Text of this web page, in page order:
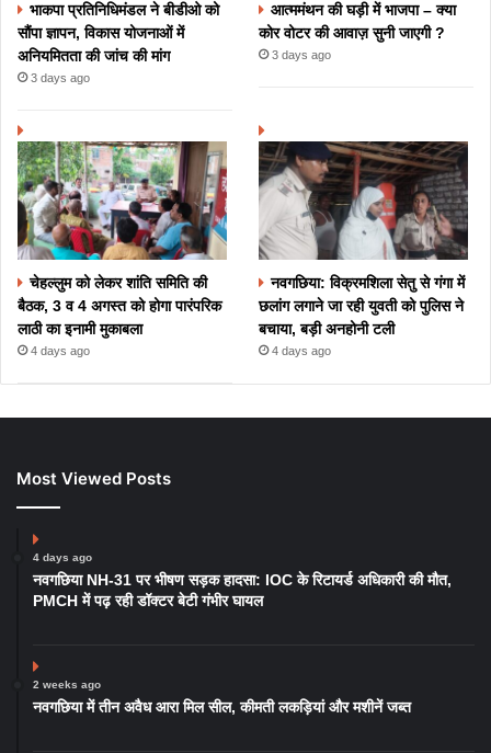
भाकपा प्रतिनिधिमंडल ने बीडीओ को
सौंपा ज्ञापन, विकास योजनाओं में
अनियमितता की जांच की मांग
3 days ago
आत्ममंथन की घड़ी में भाजपा – क्या
कोर वोटर की आवाज़ सुनी जाएगी ?
3 days ago
चेहल्लुम को लेकर शांति समिति की
बैठक, 3 व 4 अगस्त को होगा पारंपरिक
लाठी का इनामी मुकाबला
4 days ago
नवगछिया: विक्रमशिला सेतु से गंगा में
छलांग लगाने जा रही युवती को पुलिस ने
बचाया, बड़ी अनहोनी टली
4 days ago
Most Viewed Posts
4 days ago
नवगछिया NH-31 पर भीषण सड़क हादसा: IOC के रिटायर्ड अधिकारी की मौत,
PMCH में पढ़ रही डॉक्टर बेटी गंभीर घायल
2 weeks ago
नवगछिया में तीन अवैध आरा मिल सील, कीमती लकड़ियां और मशीनें जब्त